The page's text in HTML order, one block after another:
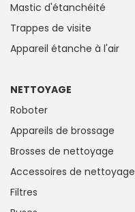
Mastic d'étanchéité
Trappes de visite
Appareil étanche à l'air
NETTOYAGE
Roboter
Appareils de brossage
Brosses de nettoyage
Accessoires de nettoyage
Filtres